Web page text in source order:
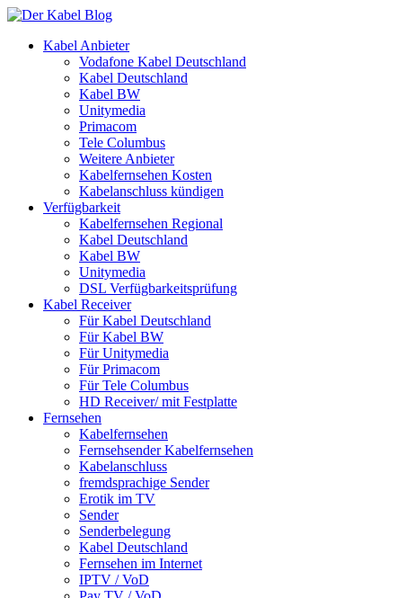
Kabel Anbieter
Vodafone Kabel Deutschland
Kabel Deutschland
Kabel BW
Unitymedia
Primacom
Tele Columbus
Weitere Anbieter
Kabelfernsehen Kosten
Kabelanschluss kündigen
Verfügbarkeit
Kabelfernsehen Regional
Kabel Deutschland
Kabel BW
Unitymedia
DSL Verfügbarkeitsprüfung
Kabel Receiver
Für Kabel Deutschland
Für Kabel BW
Für Unitymedia
Für Primacom
Für Tele Columbus
HD Receiver/ mit Festplatte
Fernsehen
Kabelfernsehen
Fernsehsender Kabelfernsehen
Kabelanschluss
fremdsprachige Sender
Erotik im TV
Sender
Senderbelegung
Kabel Deutschland
Fernsehen im Internet
IPTV / VoD